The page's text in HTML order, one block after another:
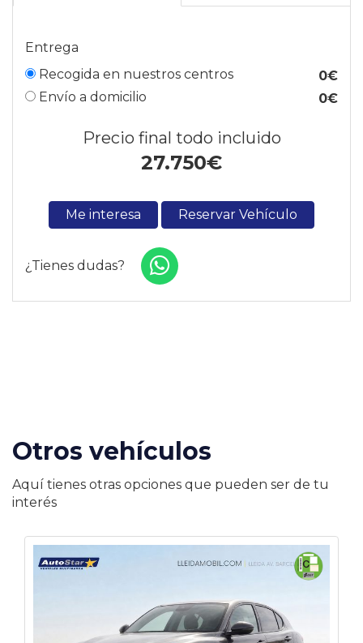
Entrega
Recogida en nuestros centros
0€
Envío a domicilio
0€
Precio final todo incluido
27.750€
Me interesa Reservar Vehículo
¿Tienes dudas?
Otros vehículos
Aquí tienes otras opciones que pueden ser de tu
interés